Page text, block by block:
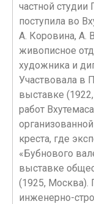
частной студии
поступила во
А. Коровина, А.
живописное
художника и
Участвовала в
выставке
работ
креста, где
«Бубнового
выставке
(1925,
инженерно-